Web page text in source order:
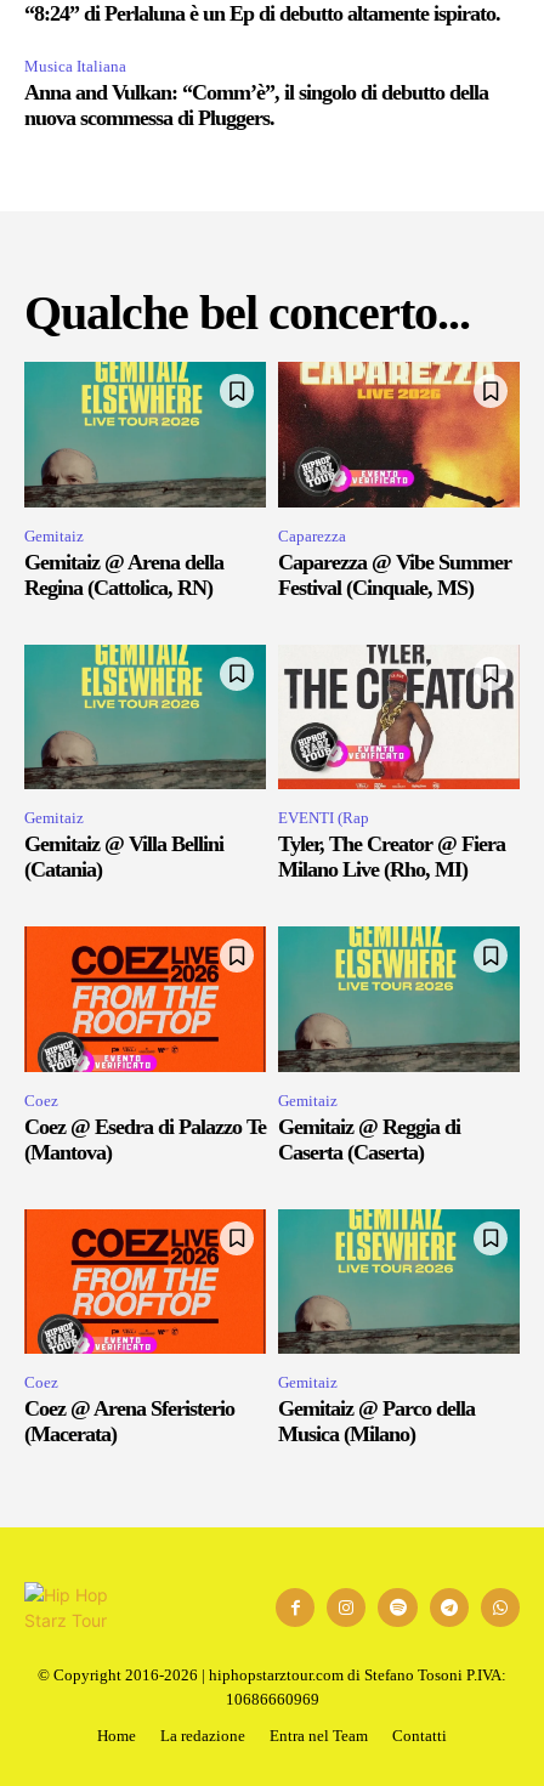
“8:24” di Perlaluna è un Ep di debutto altamente ispirato.
Musica Italiana
Anna and Vulkan: “Comm’è”, il singolo di debutto della
nuova scommessa di Pluggers.
Qualche bel concerto...
Gemitaiz
Gemitaiz @ Arena della
Regina (Cattolica, RN)
Caparezza
Caparezza @ Vibe Summer
Festival (Cinquale, MS)
Gemitaiz
Gemitaiz @ Villa Bellini
(Catania)
EVENTI (Rap
Tyler, The Creator @ Fiera
Milano Live (Rho, MI)
Coez
Coez @ Esedra di Palazzo Te
(Mantova)
Gemitaiz
Gemitaiz @ Reggia di
Caserta (Caserta)
Coez
Coez @ Arena Sferisterio
(Macerata)
Gemitaiz
Gemitaiz @ Parco della
Musica (Milano)
© Copyright 2016-2026 | hiphopstarztour.com di Stefano Tosoni P.IVA:
10686660969
Home
La redazione Entra nel Team Contatti